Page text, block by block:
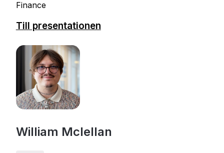
Finance
Till presentationen
William Mclellan